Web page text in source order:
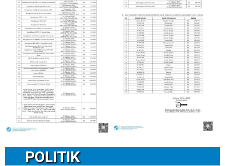
POLITIK